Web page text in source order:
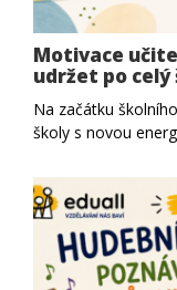
Motivace
udržet po celý
Na začátku
školy s novou